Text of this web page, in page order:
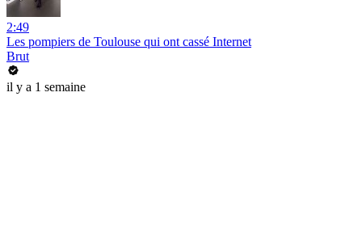
2:49
Les pompiers de Toulouse qui ont cassé Internet
Brut
il y a 1 semaine